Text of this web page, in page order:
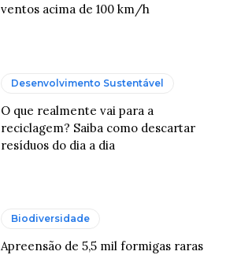
ventos acima de 100 km/h
Desenvolvimento Sustentável
O que realmente vai para a
reciclagem? Saiba como descartar
resíduos do dia a dia
Biodiversidade
Apreensão de 5,5 mil formigas raras